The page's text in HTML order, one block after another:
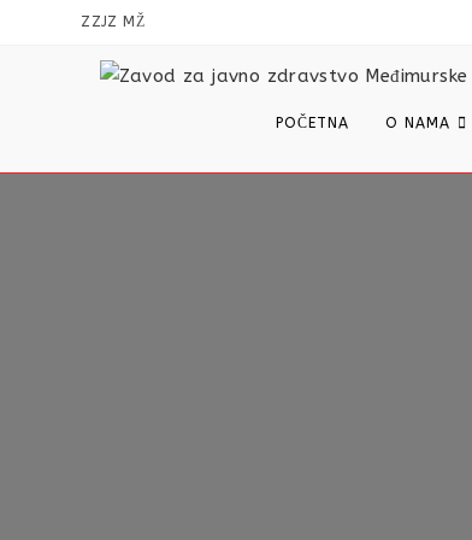
ZZJZ MŽ
POČETNA O NAMA